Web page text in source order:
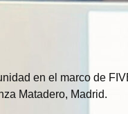
en el marco de
Matadero, Madrid.